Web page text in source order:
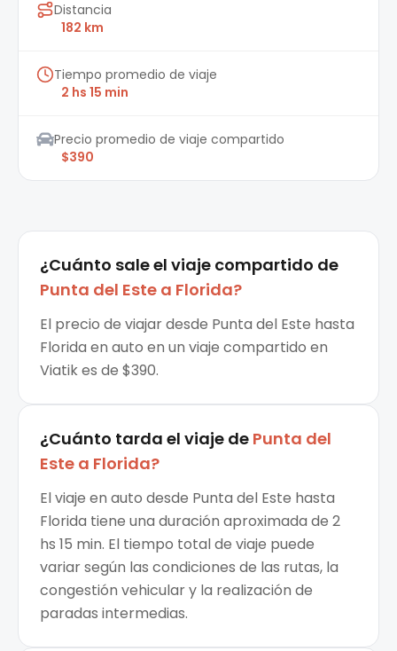
Distancia
182 km
Tiempo promedio de viaje
2 hs 15 min
Precio promedio de viaje compartido
$390
¿Cuánto sale el viaje compartido de
Punta del Este a Florida?
El precio de viajar desde Punta del Este hasta
Florida en auto en un viaje compartido en
Viatik es de $390.
¿Cuánto tarda el viaje de Punta del
Este a Florida?
El viaje en auto desde Punta del Este hasta
Florida tiene una duración aproximada de 2
hs 15 min. El tiempo total de viaje puede
variar según las condiciones de las rutas, la
congestión vehicular y la realización de
paradas intermedias.